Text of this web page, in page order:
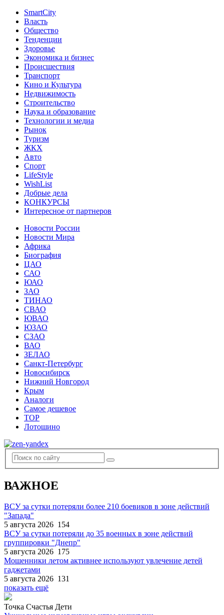
SmartCity
Власть
Общество
Тенденции
Здоровье
Экономика и бизнес
Происшествия
Транспорт
Кино и Культура
Недвижимость
Строительство
Наука и образование
Технологии и медиа
Рынок
Туризм
ЖКХ
Авто
Спорт
LifeStyle
WishList
Добрые дела
КОНКУРСЫ
Интересное от партнеров
Новости России
Новости Мира
Африка
Биография
ЦАО
САО
ЮАО
ЗАО
ТИНАО
СВАО
ЮВАО
ЮЗАО
СЗАО
ВАО
ЗЕЛАО
Санкт-Петербург
Новосибирск
Нижний Новгород
Крым
Аналоги
Самое дешевое
TOP
Лотошино
ВАЖНОЕ
ВСУ за сутки потеряли более 210 боевиков в зоне действий
"Запада"
5 августа 2026 154
ВСУ за сутки потеряли до 35 военных в зоне действий
группировки "Днепр"
5 августа 2026 175
Мошенники летом активнее используют увлечение детей
гаджетами
5 августа 2026 131
показать ещё
Точка Счастья Дети